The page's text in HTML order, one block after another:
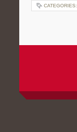
CATEGORIES: